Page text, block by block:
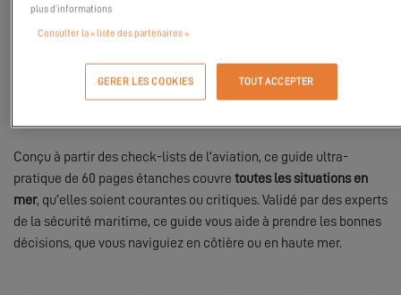
expert reconnu de la sécurité en mer, leGuide SAFETICS
outil indispensable à bord de votre catamaran.
Conçu à partir des check-lists de l’aviation, ce guide ultra-
pratique de 60 pages étanches couvre toutes les situations en
mer, qu’elles soient courantes ou critiques. Validé par des experts
de la sécurité maritime, ce guide vous aide à prendre les bonnes
décisions, que vous naviguiez en côtière ou en haute mer.
plus d’informations
Consulter la « liste des partenaires »
GERER LES COOKIES TOUT ACCEPTER